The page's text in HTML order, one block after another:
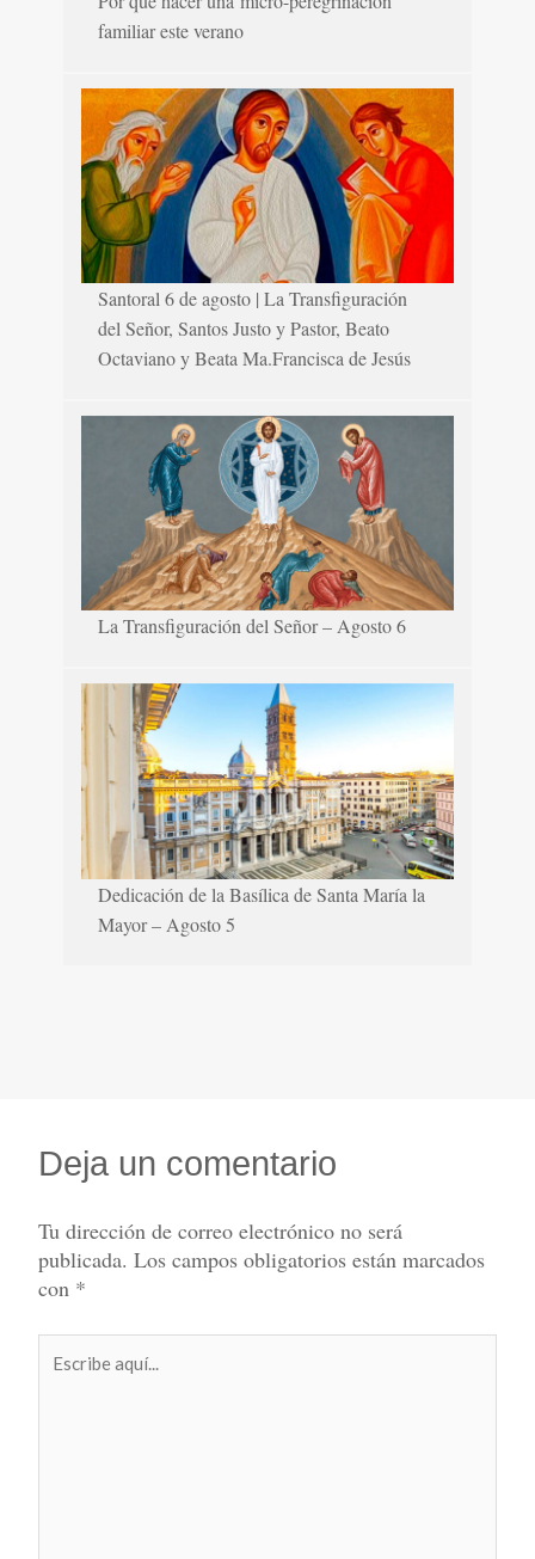
familiar este verano
Santoral 6 de agosto | La Transfiguración
del Señor, Santos Justo y Pastor, Beato
Octaviano y Beata Ma.Francisca de Jesús
La Transfiguración del Señor – Agosto 6
Dedicación de la Basílica de Santa María la
Mayor – Agosto 5
Deja un comentario
Tu dirección de correo electrónico no será
publicada. Los campos obligatorios están marcados
con *
aquí...